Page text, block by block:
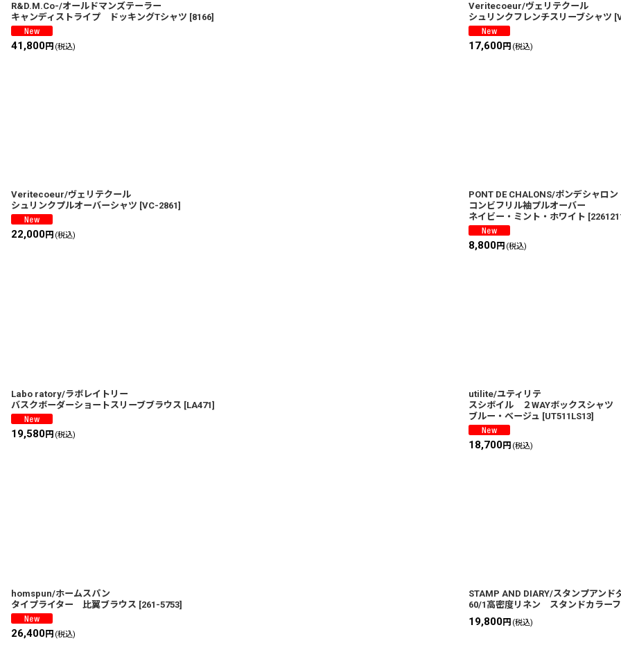
R&D.M.Co-/オールドマンズテーラー
キャンディストライプ ドッキングTシャツ [8166]
41,800円 (税込)
Veritecoeur/ヴェリテクール
シュリンクフレンチスリーブシャツ [
17,600円 (税込)
Veritecoeur/ヴェリテクール
シュリンクプルオーバーシャツ [VC-2861]
22,000円 (税込)
PONT DE CHALONS/ポンデシャロン
コンビフリル袖プルオーバー
ネイビー・ミント・ホワイト [
8,800円 (税込)
Labo ratory/ラボレイトリー
バスクボーダーショートスリーブブラウス [LA471]
19,580円 (税込)
utilite/ユティリテ
スシボイル ２WAYボックスシャツ
ブルー・ベージュ [UT511LS13]
18,700円 (税込)
homspun/ホームスパン
タイプライター 比翼ブラウス [261-5753]
26,400円 (税込)
STAMP AND DIARY/スタンプアン
60/1高密度リネン スタンドカラー
19,800円 (税込)